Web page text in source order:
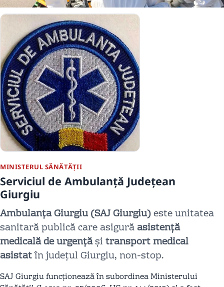
MINISTERUL SĂNĂTĂȚII
Serviciul de Ambulanță Județean
Giurgiu
Ambulanța Giurgiu (SAJ Giurgiu)este unitatea
sanitară publică care asigurăasistență
medicală de urgențășitransport medical
asistatîn județul Giurgiu, non-stop.
SAJ Giurgiu funcționează în subordinea Ministerului